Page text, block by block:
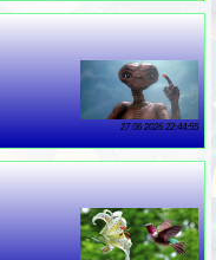
27 06 2026 22:44:55